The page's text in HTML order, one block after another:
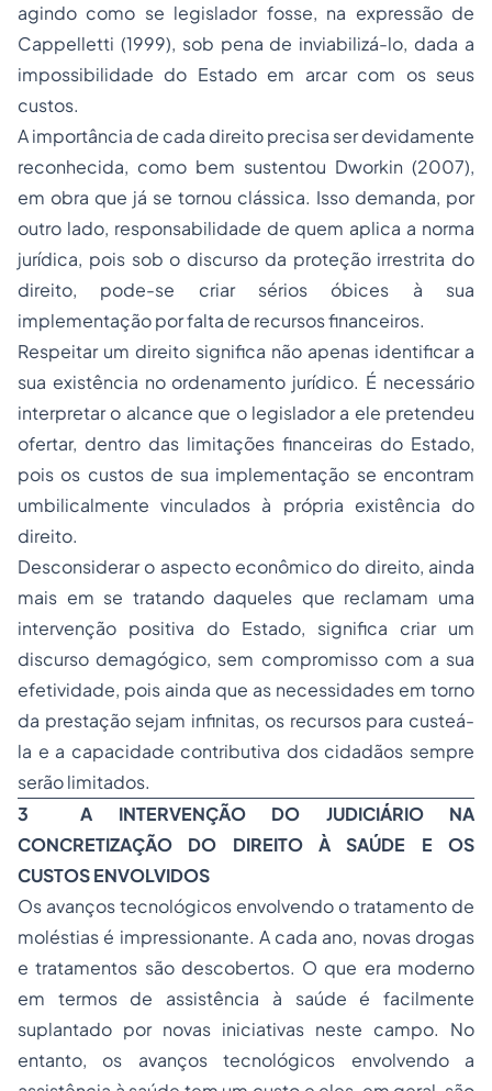
agindo como se legislador fosse, na expressão de
Cappelletti (1999), sob pena de inviabilizá-lo, dada a
impossibilidade do Estado em arcar com os seus
custos.
A importância de cada direito precisa ser devidamente
reconhecida, como bem sustentou Dworkin (2007),
em obra que já se tornou clássica. Isso demanda, por
outro lado, responsabilidade de quem aplica a norma
jurídica, pois sob o discurso da proteção irrestrita do
direito, pode-se criar sérios óbices à sua
implementação por falta de recursos financeiros.
Respeitar um direito significa não apenas identificar a
sua existência no ordenamento jurídico. É necessário
interpretar o alcance que o legislador a ele pretendeu
ofertar, dentro das limitações financeiras do Estado,
pois os custos de sua implementação se encontram
umbilicalmente vinculados à própria existência do
direito.
Desconsiderar o aspecto econômico do direito, ainda
mais em se tratando daqueles que reclamam uma
intervenção positiva do Estado, significa criar um
discurso demagógico, sem compromisso com a sua
efetividade, pois ainda que as necessidades em torno
da prestação sejam infinitas, os recursos para custeá-
la e a capacidade contributiva dos cidadãos sempre
serão limitados.
3 A INTERVENÇÃO DO JUDICIÁRIO NA
CONCRETIZAÇÃO DO DIREITO À SAÚDE E OS
CUSTOS ENVOLVIDOS
Os avanços tecnológicos envolvendo o tratamento de
moléstias é impressionante. A cada ano, novas drogas
e tratamentos são descobertos. O que era moderno
em termos de assistência à saúde é facilmente
suplantado por novas iniciativas neste campo. No
entanto, os avanços tecnológicos envolvendo a